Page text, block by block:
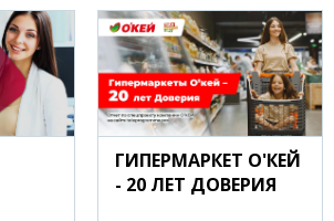
ГИПЕРМАРКЕТ О'КЕЙ
- 20 ЛЕТ ДОВЕРИЯ